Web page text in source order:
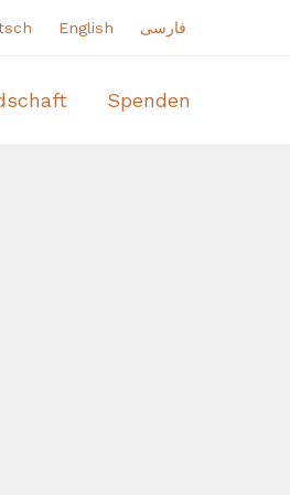
English فارسی
Spenden